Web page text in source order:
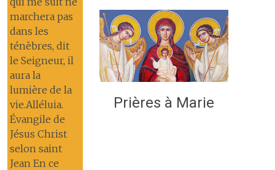
marchera pas
dans les
ténèbres, dit
le Seigneur, il
aura la
lumière de la
vie.Alléluia.
Évangile de
Jésus Christ
selon saint
Jean En ce
Prières à Marie